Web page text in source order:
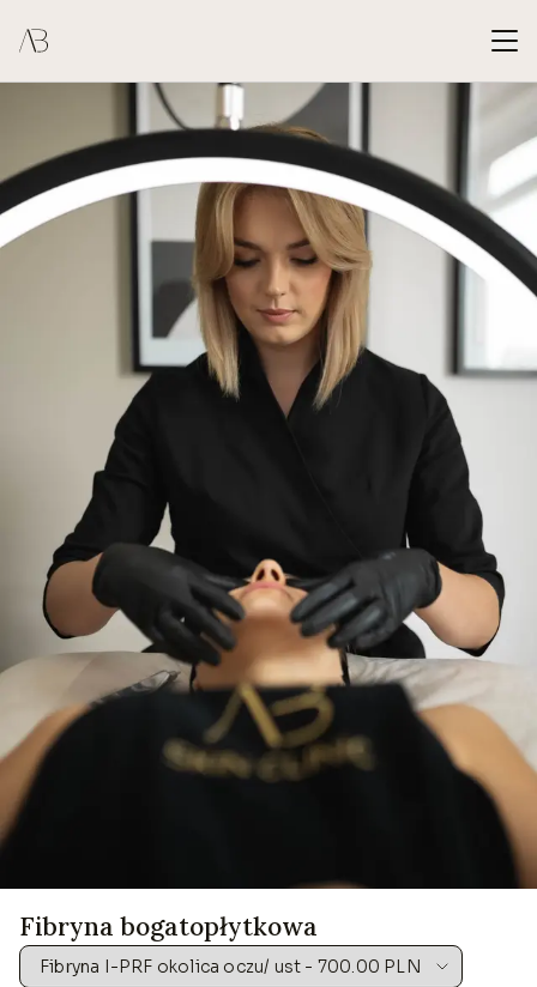
Fibryna bogatopłytkowa